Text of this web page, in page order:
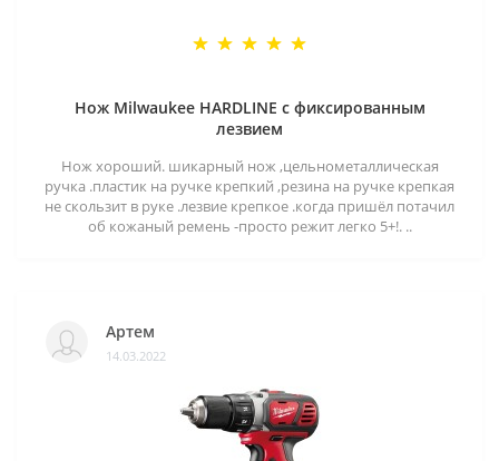
Нож Milwaukee HARDLINE с фиксированным
лезвием
Нож хороший. шикарный нож ,цельнометаллическая
ручка .пластик на ручке крепкий ,резина на ручке крепкая
не скользит в руке .лезвие крепкое .когда пришёл потачил
об кожаный ремень -просто режит легко 5+!. ..
Артем
14.03.2022